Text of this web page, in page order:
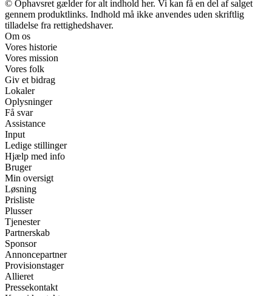
© Ophavsret gælder for alt indhold her. Vi kan få en del af salget
gennem produktlinks. Indhold må ikke anvendes uden skriftlig
tilladelse fra rettighedshaver.
Om os
Vores historie
Vores mission
Vores folk
Giv et bidrag
Lokaler
Oplysninger
Få svar
Assistance
Input
Ledige stillinger
Hjælp med info
Bruger
Min oversigt
Løsning
Prisliste
Plusser
Tjenester
Partnerskab
Sponsor
Annoncepartner
Provisionstager
Allieret
Pressekontakt